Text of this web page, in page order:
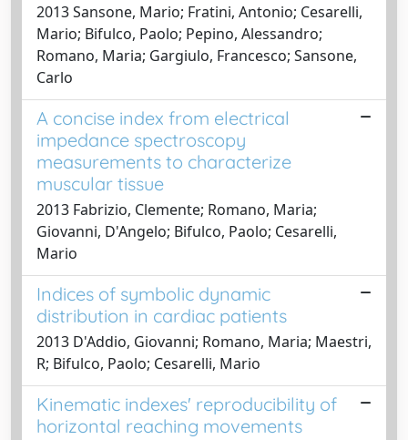
2013 Sansone, Mario; Fratini, Antonio; Cesarelli,
Mario; Bifulco, Paolo; Pepino, Alessandro;
Romano, Maria; Gargiulo, Francesco; Sansone,
Carlo
A concise index from electrical
impedance spectroscopy
measurements to characterize
muscular tissue
2013 Fabrizio, Clemente; Romano, Maria;
Giovanni, D'Angelo; Bifulco, Paolo; Cesarelli,
Mario
Indices of symbolic dynamic
distribution in cardiac patients
2013 D'Addio, Giovanni; Romano, Maria; Maestri,
R; Bifulco, Paolo; Cesarelli, Mario
Kinematic indexes' reproducibility of
horizontal reaching movements